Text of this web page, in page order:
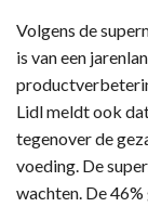
Volgens de
is van een
Lidl meldt ook
tegenover de
voeding. De
wachten. De